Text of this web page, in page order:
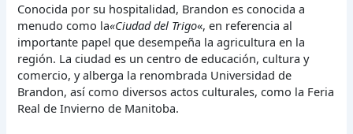
Conocida por su hospitalidad, Brandon es conocida a
menudo como la«Ciudad del Trigo«, en referencia al
importante papel que desempeña la agricultura en la
región. La ciudad es un centro de educación, cultura y
comercio, y alberga la renombrada Universidad de
Brandon, así como diversos actos culturales, como la Feria
Real de Invierno de Manitoba.